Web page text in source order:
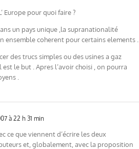
Europe pour quoi faire ?
un pays unique ,la supranationalité
ensemble coherent pour certains elements .
des trucs simples ou des usines a gaz
est le but . Apres l’avoir choisi , on pourra
.
à 22 h 31 min
ce que viennent d’écrire les deux
et, globalement, avec la proposition